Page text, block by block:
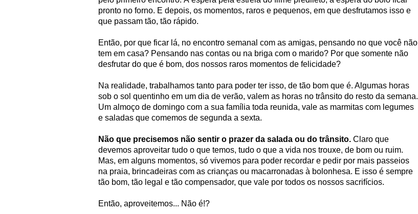
pronto no forno. E depois, os momentos, raros e pequenos, em que desfrutamos isso e
que passam tão, tão rápido.
Então, por que ficar lá, no encontro semanal com as amigas, pensando no que você não
tem em casa? Pensando nas contas ou na briga com o marido? Por que somente não
desfrutar do que é bom, dos nossos raros momentos de felicidade?
Na realidade, trabalhamos tanto para poder ter isso, de tão bom que é. Algumas horas
sob o sol quentinho em um dia de verão, valem as horas no trânsito do resto da semana.
Um almoço de domingo com a sua família toda reunida, vale as marmitas com legumes
e saladas que comemos de segunda a sexta.
Não que precisemos não sentir o prazer da salada ou do trânsito. Claro que
devemos aproveitar tudo o que temos, tudo o que a vida nos trouxe, de bom ou ruim.
Mas, em alguns momentos, só vivemos para poder recordar e pedir por mais passeios
na praia, brincadeiras com as crianças ou macarronadas à bolonhesa. E isso é sempre
tão bom, tão legal e tão compensador, que vale por todos os nossos sacrifícios.
Então, aproveitemos... Não é!?